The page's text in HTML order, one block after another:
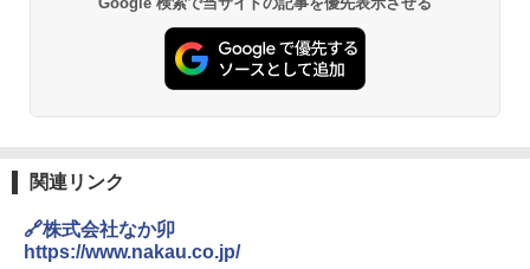
【セット買い】[山善] スチームオーブン
関連リンク
🔗株式会社なか卯
https://www.nakau.co.jp/